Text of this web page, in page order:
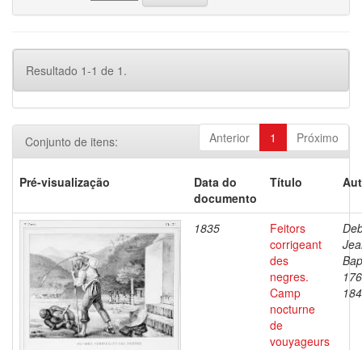
Resultado 1-1 de 1.
Anterior 1 Próximo
Conjunto de itens:
Pré-visualização
Data do
documento
Título
1835
Feitors
corrigeant
des
negres.
Camp
nocturne
de
vouyageurs